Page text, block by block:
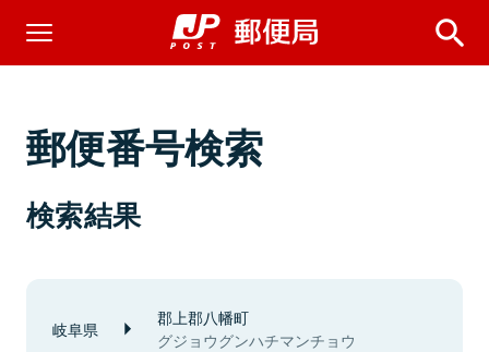
郵便番号検索
検索結果
岐阜県 郡上郡八幡町
グジョウグンハチマンチョウ